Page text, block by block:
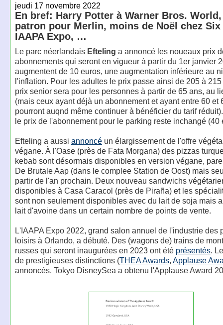
jeudi 17 novembre 2022
En bref: Harry Potter à Warner Bros.
patron pour Merlin, moins de Noël chez Six
IAAPA Expo, …
Le parc néerlandais Efteling a annoncé les noueaux prix
abonnements qui seront en vigueur à partir du 1er janvier
augmentent de 10 euros, une augmentation inférieure au
l'inflation. Pour les adultes le prix passe ainsi de 205 à
prix senior sera pour les personnes à partir de 65 ans, au
(mais ceux ayant déjà un abonnement et ayant entre 60 et
pourront auqnd même continuer à bénéficier du tarif
le prix de l'abonnement pour le parking reste inchangé (40
Efteling a aussi annoncéun élargissement de l'offre
végane. À l'Oase (près de Fata Morgana) des pizzas
kebab sont désormais disponibles en version végane,
De Brutale Aap (dans le complee Station de Oost) mais
partir de l'an prochain. Deux nouveau sandwichs
disponibles à Casa Caracol (près de Piraña) et les
sont non seulement disponibles avec du lait de soja mais
lait d'avoine dans un certain nombre de points de vente.
L'IAAPA Expo 2022, grand salon annuel de l'industrie des
loisirs à Orlando, a débuté. Des (wagons de) trains de
russes qui seront inaugurées en 2023 ont été présentés.
de prestigieuses distinctions (THEA Awards, Applause
annoncés. Tokyo DisneySea a obtenu l'Applause Award